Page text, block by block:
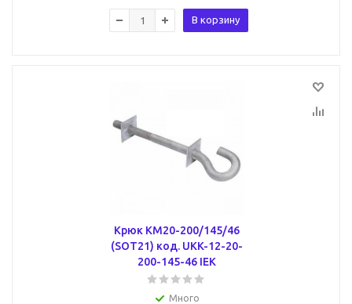
В корзину
Крюк КМ20-200/145/46
(SOT21) код. UKK-12-20-
200-145-46 IEK
Много